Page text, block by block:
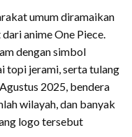
umum diramaikan
anime One Piece.
dengan simbol
topi jerami, serta tulang
2025, bendera
wilayah, dan banyak
logo tersebut